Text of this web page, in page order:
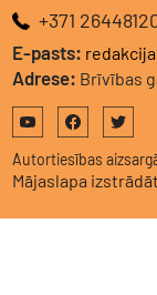
+371
E-pasts:
Adrese: Brīvības
Autortiesības
Mājaslapa